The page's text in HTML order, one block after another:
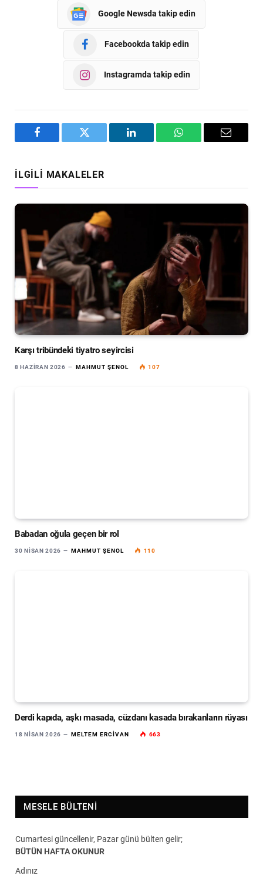
Google Newsda takip edin
Facebookda takip edin
Instagramda takip edin
Facebook Twitter LinkedIn WhatsAppEmail
İLGILI MAKALELER
Karşı tribündeki tiyatro seyircisi
8 HAZIRAN 2026 MAHMUT ŞENOL 107
Babadan oğula geçen bir rol
30 NISAN 2026 MAHMUT ŞENOL 110
Derdi kapıda, aşkı masada, cüzdanı kasada bırakanların rüyası
18 NISAN 2026 MELTEM ERCIVAN 663
MESELE BÜLTENI
Cumartesi güncellenir, Pazar günü bülten gelir;
BÜTÜN HAFTA OKUNUR
Adınız